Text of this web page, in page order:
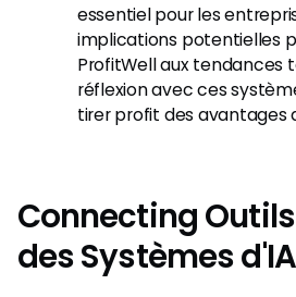
essentiel pour les
implications potentielles
ProfitWell aux tendances
réflexion avec ces
tirer profit des avantages
Connecting
des Systèmes